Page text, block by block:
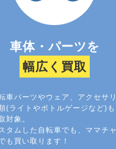
車体・パーツを
幅広く買取
車パーツやウェア、アクセサリ
(ライトやボトルゲージなど)も
対象。
タムした自転車でも、ママチャ
も買い取ります！